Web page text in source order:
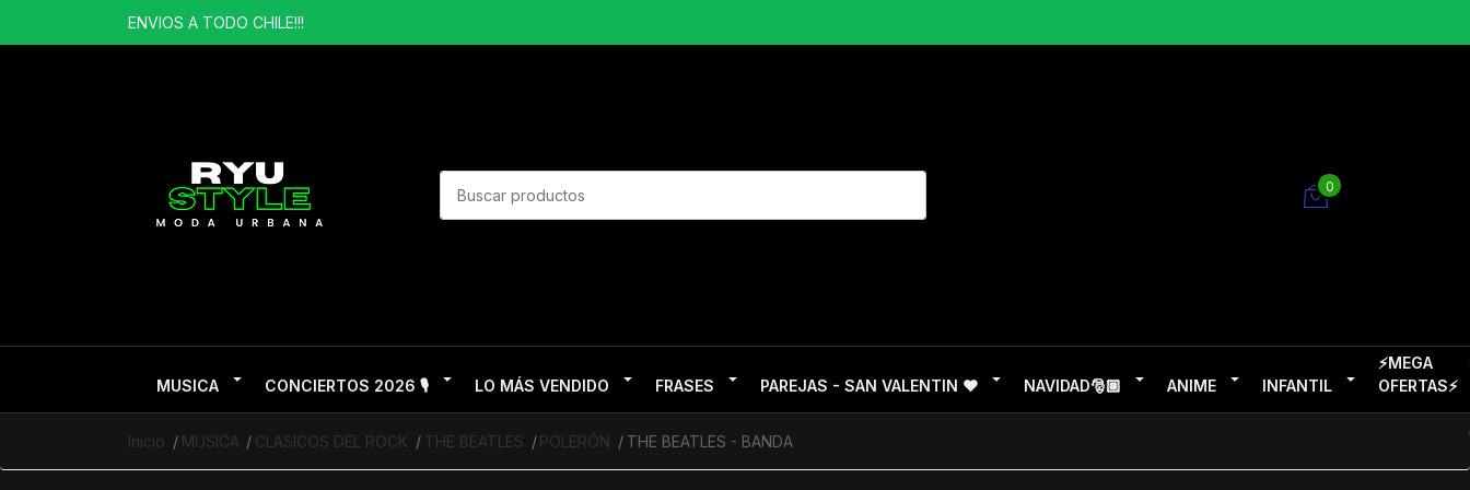
ENVIOS A TODO CHILE!!!
0
MUSICA CONCIERTOS 2026 🎙️ LO MÁS VENDIDO FRASES PAREJAS - SAN VALENTIN ❤ NAVIDAD🎅🏽 ANIME INFANTIL
⚡MEGA
OFERTAS⚡
Inicio MUSICA CLASICOS DEL ROCK THE BEATLES POLERÓN THE BEATLES - BANDA